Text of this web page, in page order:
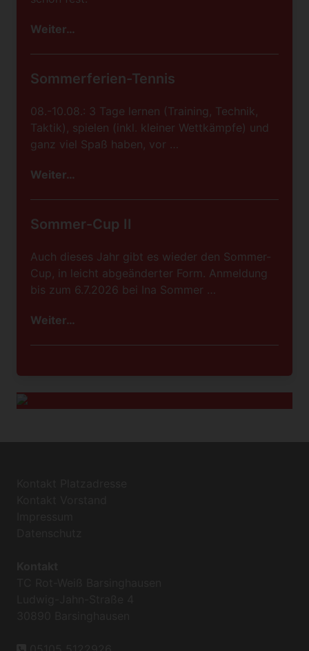
Weiter…
Sommerferien-Tennis
08.-10.08.: 3 Tage lernen (Training, Technik,
Taktik), spielen (inkl. kleiner Wettkämpfe) und
ganz viel Spaß haben, vor …
Weiter…
Sommer-Cup II
Auch dieses Jahr gibt es wieder den Sommer-
Cup, in leicht abgeänderter Form. Anmeldung
bis zum 6.7.2026 bei Ina Sommer …
Weiter…